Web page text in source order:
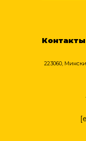
Контакты
223060,